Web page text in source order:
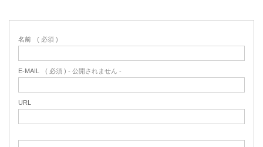
名前 ( 必須 )
E-MAIL ( 必須 ) - 公開されません -
URL